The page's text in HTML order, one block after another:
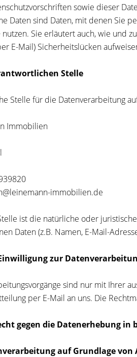
sowie dieser
Daten sind Daten, mit denen Sie
Sie erläutert auch, wie und
E-Mail) Sicherheitslücken
Stelle
Stelle für die Datenverarbeitung
Immobilien
immobilien.de
ist die natürliche oder
Daten (z.B. Namen, E-Mail-
zur
sind nur mit Ihrer
per E-Mail an uns. Die
gegen die Datenerhebung in
auf Grundlage von